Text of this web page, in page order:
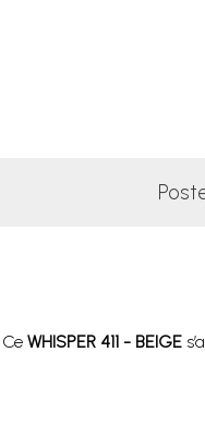
WHISPER 411 - BEIGE